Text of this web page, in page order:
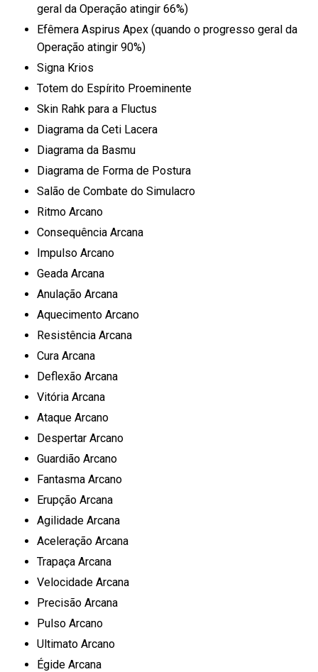
geral da Operação atingir 66%)
Efêmera Aspirus Apex (quando o progresso geral da
Operação atingir 90%)
Signa Krios
Totem do Espírito Proeminente
Skin Rahk para a Fluctus
Diagrama da Ceti Lacera
Diagrama da Basmu
Diagrama de Forma de Postura
Salão de Combate do Simulacro
Ritmo Arcano
Consequência Arcana
Impulso Arcano
Geada Arcana
Anulação Arcana
Aquecimento Arcano
Resistência Arcana
Cura Arcana
Deflexão Arcana
Vitória Arcana
Ataque Arcano
Despertar Arcano
Guardião Arcano
Fantasma Arcano
Erupção Arcana
Agilidade Arcana
Aceleração Arcana
Trapaça Arcana
Velocidade Arcana
Precisão Arcana
Pulso Arcano
Ultimato Arcano
Égide Arcana